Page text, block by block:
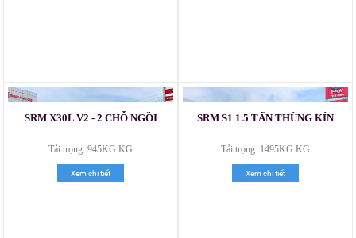
SRM X30L V2 - 2 CHỖ NGỒI
Tải trọng: 945KG KG
Xem chi tiết
SRM S1 1.5 TẤN THÙNG KÍN
Tải trọng: 1495KG KG
Xem chi tiết
Xe tải Foton 990kg